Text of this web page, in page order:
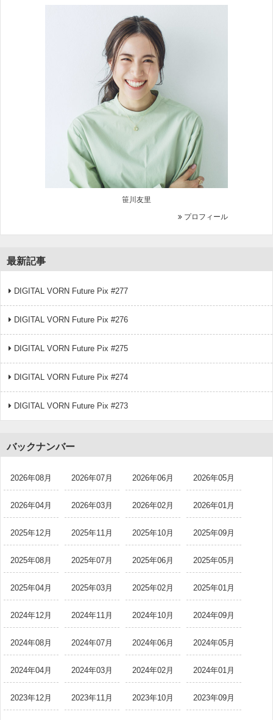
笹川友里
プロフィール
最新記事
DIGITAL VORN Future Pix #277
DIGITAL VORN Future Pix #276
DIGITAL VORN Future Pix #275
DIGITAL VORN Future Pix #274
DIGITAL VORN Future Pix #273
バックナンバー
2026年08月 2026年07月 2026年06月 2026年05月
2026年04月 2026年03月 2026年02月 2026年01月
2025年12月 2025年11月 2025年10月 2025年09月
2025年08月 2025年07月 2025年06月 2025年05月
2025年04月 2025年03月 2025年02月 2025年01月
2024年12月 2024年11月 2024年10月 2024年09月
2024年08月 2024年07月 2024年06月 2024年05月
2024年04月 2024年03月 2024年02月 2024年01月
2023年12月 2023年11月 2023年10月 2023年09月